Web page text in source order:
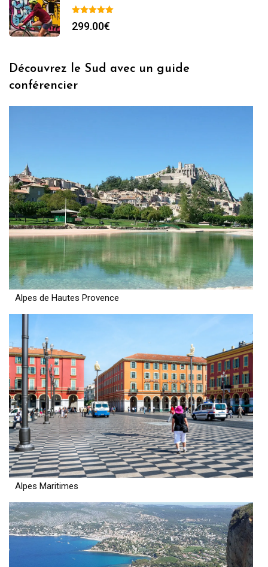
299.00€
Découvrez le Sud avec un guide
conférencier
Alpes de Hautes Provence
Alpes Maritimes